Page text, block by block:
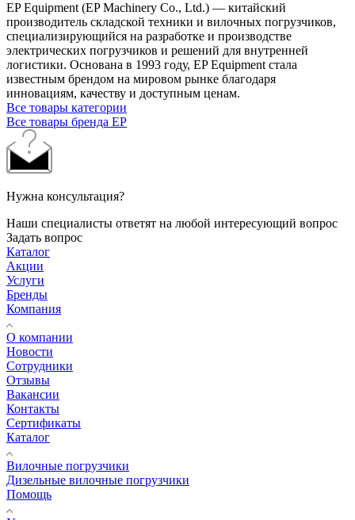
EP Equipment (EP Machinery Co., Ltd.) — китайский
производитель складской техники и вилочных погрузчиков,
специализирующийся на разработке и производстве
электрических погрузчиков и решений для внутренней
логистики. Основана в 1993 году, EP Equipment стала
известным брендом на мировом рынке благодаря
инновациям, качеству и доступным ценам.
Все товары категории
Все товары бренда EP
Нужна консультация?
Наши специалисты ответят на любой интересующий вопрос
Задать вопрос
Каталог
Акции
Услуги
Бренды
Компания
О компании
Новости
Сотрудники
Отзывы
Вакансии
Контакты
Сертификаты
Каталог
Вилочные погрузчики
Дизельные вилочные погрузчики
Помощь